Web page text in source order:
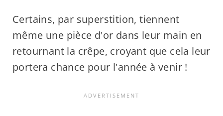
Certains, par superstition, tiennent
même une pièce d'or dans leur main en
retournant la crêpe, croyant que cela leur
portera chance pour l'année à venir !